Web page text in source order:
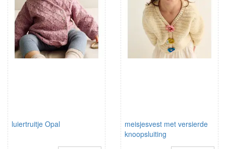
luiertruitje Opal
meisjesvest met versierde
knoopsluiting